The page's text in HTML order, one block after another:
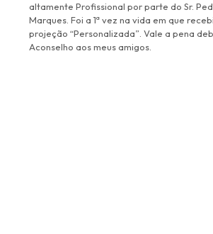
altamente Profissional por parte do Sr.
Marques. Foi a 1ª vez na vida em que
projeção “Personalizada”. Vale a pena
Aconselho aos meus amigos.